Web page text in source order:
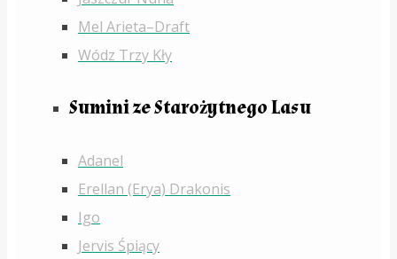
Mel Arieta–Draft
Wódz Trzy Kły
Sumini ze Starożytnego Lasu
Adanel
Erellan (Erya) Drakonis
Igo
Jervis Śpiący